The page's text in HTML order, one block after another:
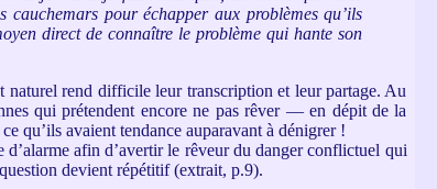
pour échapper aux problèmes qu’ils
direct de connaître le problème qui hante son
naturel rend difficile leur transcription et leur partage. Au
qui prétendent encore ne pas rêver — en dépit de la
qu’ils avaient tendance auparavant à dénigrer !
afin d’avertir le rêveur du danger conflictuel qui
devient répétitif (extrait, p.9).